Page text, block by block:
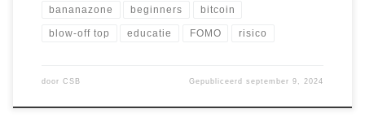
bananazone beginners bitcoin
blow-off top educatie FOMO risico
door CSB Gepubliceerdseptember 9, 2024